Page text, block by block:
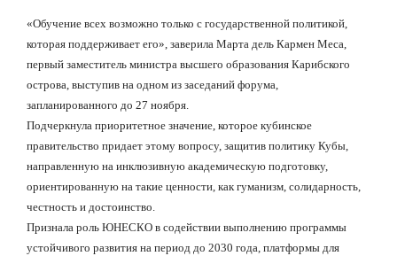
«Обучение всех возможно только с государственной политикой,
которая поддерживает его», заверила Марта дель Кармен Меса,
первый заместитель министра высшего образования Карибского
острова, выступив на одном из заседаний форума,
запланированного до 27 ноября.
Подчеркнула приоритетное значение, которое кубинское
правительство придает этому вопросу, защитив политику Кубы,
направленную на инклюзивную академическую подготовку,
ориентированную на такие ценности, как гуманизм, солидарность,
честность и достоинство.
Признала роль ЮНЕСКО в содействии выполнению программы
устойчивого развития на период до 2030 года, платформы для